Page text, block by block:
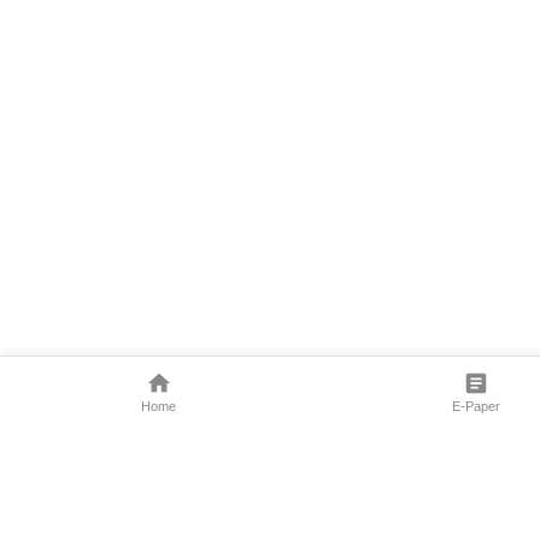
Home E-Paper